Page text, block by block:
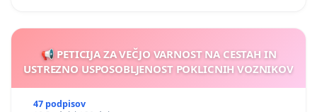
📢 PETICIJA ZA VEČJO VARNOST NA CESTAH IN
USTREZNO USPOSOBLJENOST POKLICNIH VOZNIKOV
47 podpisov